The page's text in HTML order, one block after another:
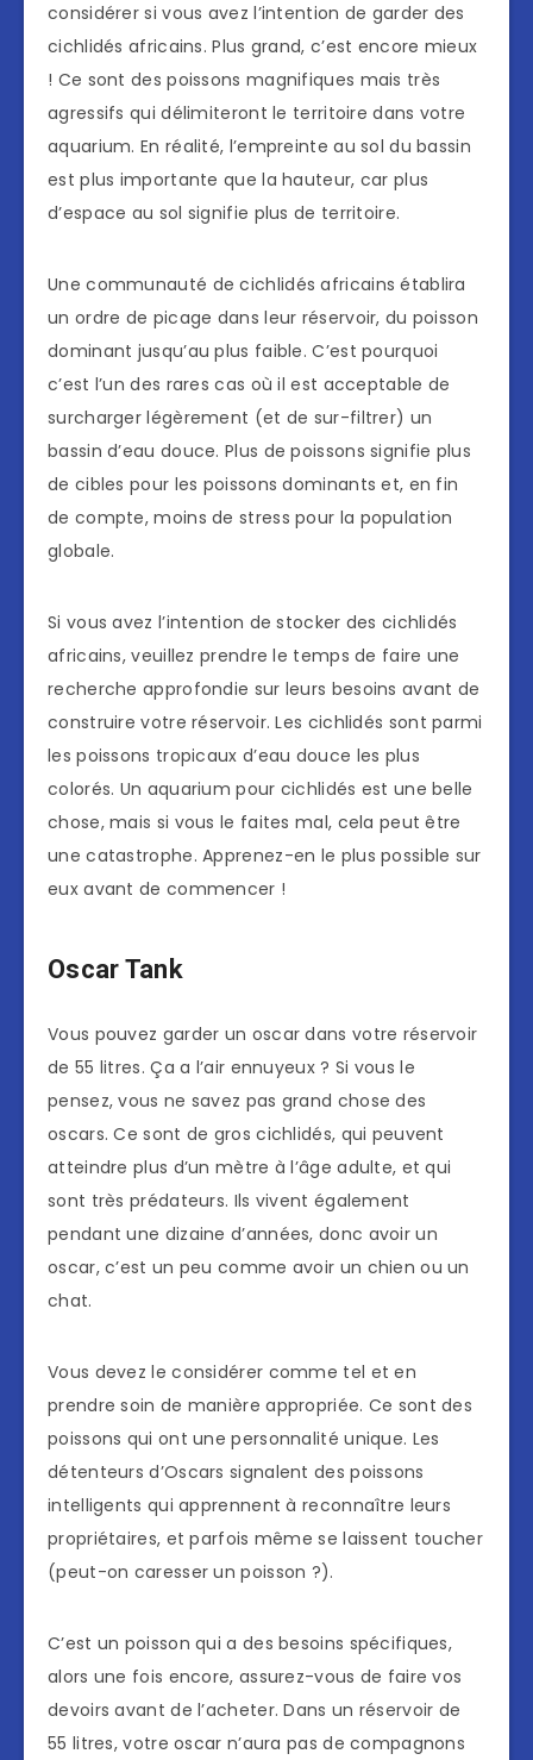
considérer si vous avez l’intention de garder des
cichlidés africains. Plus grand, c’est encore mieux
! Ce sont des poissons magnifiques mais très
agressifs qui délimiteront le territoire dans votre
aquarium. En réalité, l’empreinte au sol du bassin
est plus importante que la hauteur, car plus
d’espace au sol signifie plus de territoire.
Une communauté de cichlidés africains établira
un ordre de picage dans leur réservoir, du poisson
dominant jusqu’au plus faible. C’est pourquoi
c’est l’un des rares cas où il est acceptable de
surcharger légèrement (et de sur-filtrer) un
bassin d’eau douce. Plus de poissons signifie plus
de cibles pour les poissons dominants et, en fin
de compte, moins de stress pour la population
globale.
Si vous avez l’intention de stocker des cichlidés
africains, veuillez prendre le temps de faire une
recherche approfondie sur leurs besoins avant de
construire votre réservoir. Les cichlidés sont parmi
les poissons tropicaux d’eau douce les plus
colorés. Un aquarium pour cichlidés est une belle
chose, mais si vous le faites mal, cela peut être
une catastrophe. Apprenez-en le plus possible sur
eux avant de commencer !
Oscar Tank
Vous pouvez garder un oscar dans votre réservoir
de 55 litres. Ça a l’air ennuyeux ? Si vous le
pensez, vous ne savez pas grand chose des
oscars. Ce sont de gros cichlidés, qui peuvent
atteindre plus d’un mètre à l’âge adulte, et qui
sont très prédateurs. Ils vivent également
pendant une dizaine d’années, donc avoir un
oscar, c’est un peu comme avoir un chien ou un
chat.
Vous devez le considérer comme tel et en
prendre soin de manière appropriée. Ce sont des
poissons qui ont une personnalité unique. Les
détenteurs d’Oscars signalent des poissons
intelligents qui apprennent à reconnaître leurs
propriétaires, et parfois même se laissent toucher
(peut-on caresser un poisson ?).
C’est un poisson qui a des besoins spécifiques,
alors une fois encore, assurez-vous de faire vos
devoirs avant de l’acheter. Dans un réservoir de
55 litres, votre oscar n’aura pas de compagnons